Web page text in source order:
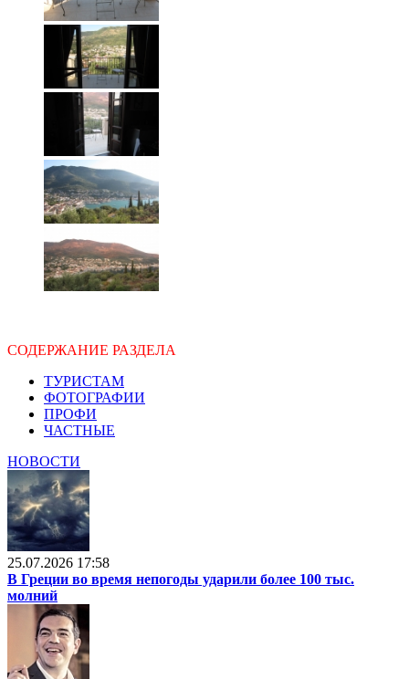
СОДЕРЖАНИЕ РАЗДЕЛА
ТУРИСТАМ
ФОТОГРАФИИ
ПРОФИ
ЧАСТНЫЕ
НОВОСТИ
25.07.2026 17:58
В Греции во время непогоды ударили более 100 тыс.
молний